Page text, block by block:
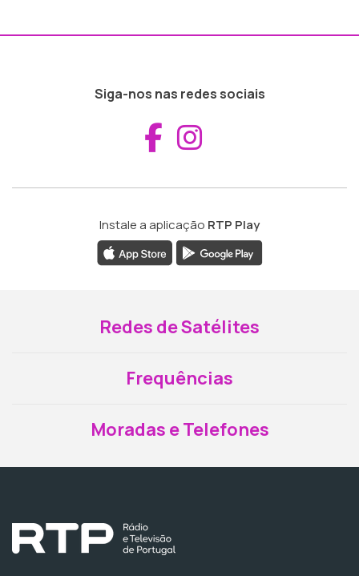
Siga-nos nas redes sociais
Aceder ao
Instale a aplicação RTP Play
Redes de Satélites
Frequências
Moradas e Telefones